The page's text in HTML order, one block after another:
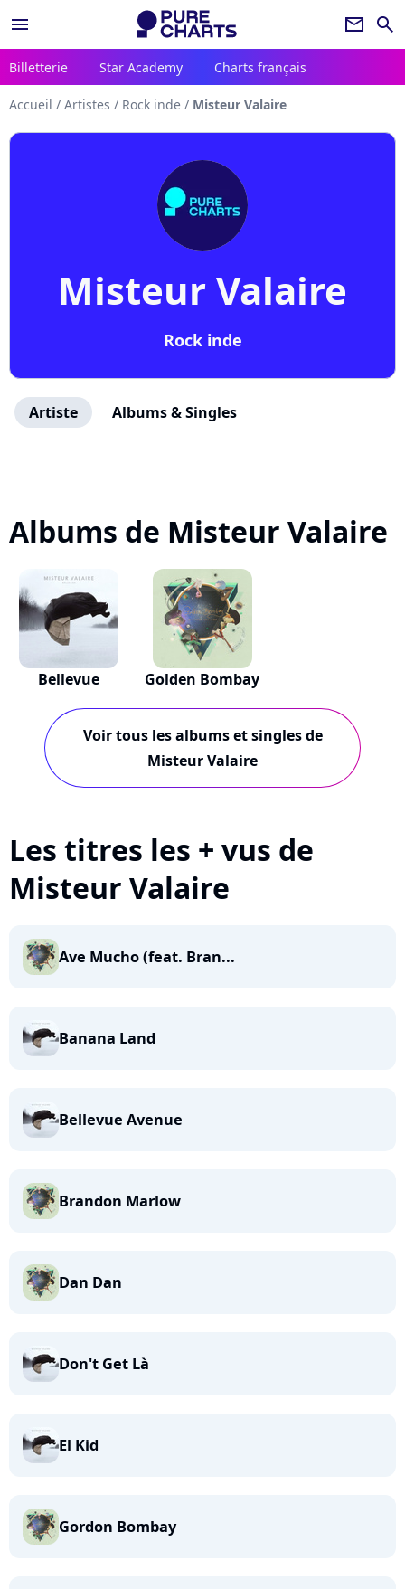
menu newsletter search
Billetterie Star Academy Charts français
Accueil / Artistes / Rock inde / Misteur Valaire
Misteur Valaire
Rock inde
Artiste Albums & Singles
Albums de Misteur Valaire
Bellevue Golden Bombay
Voir tous les albums et singles de
Misteur Valaire
Les titres les + vus de
Misteur Valaire
Ave Mucho (feat. Bran...
Banana Land
Bellevue Avenue
Brandon Marlow
Dan Dan
Don't Get Là
El Kid
Gordon Bombay